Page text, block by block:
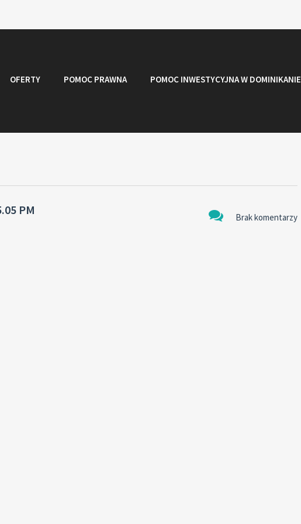
OFERTY POMOC PRAWNA POMOC INWESTYCYJNA W DOMINIKANIE
Brak komentarzy
PM